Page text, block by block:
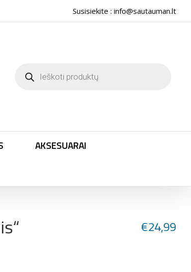
Susisiekite : info@sautauman.lt
search
AKSESUARAI
€24,99